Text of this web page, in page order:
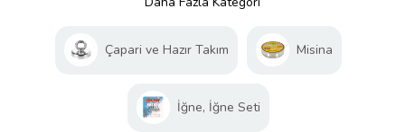
Çapari ve Hazır Takım Misina
İğne, İğne Seti